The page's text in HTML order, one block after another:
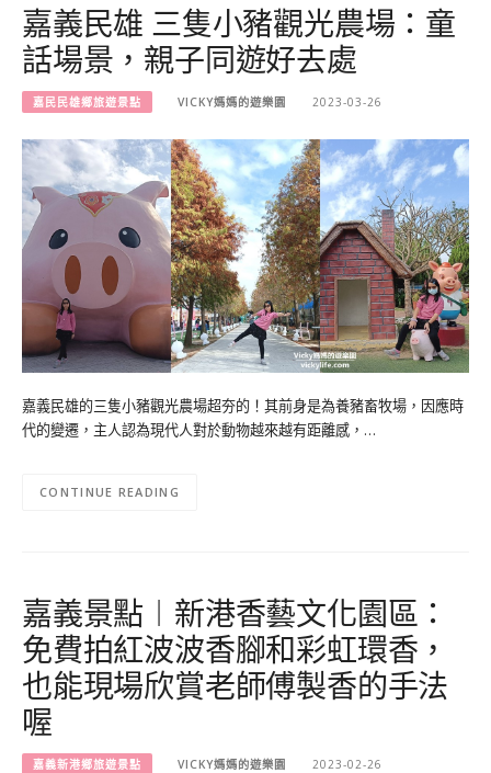
嘉義民雄 三隻小豬觀光農場：童
話場景，親子同遊好去處
嘉民民雄鄉旅遊景點 VICKY媽媽的遊樂園 2023-03-26
嘉義民雄的三隻小豬觀光農場超夯的！其前身是為養豬畜牧場，因應時
代的變遷，主人認為現代人對於動物越來越有距離感，…
CONTINUE READING
嘉義景點︱新港香藝文化園區：
免費拍紅波波香腳和彩虹環香，
也能現場欣賞老師傅製香的手法
喔
嘉義新港鄉旅遊景點 VICKY媽媽的遊樂園 2023-02-26